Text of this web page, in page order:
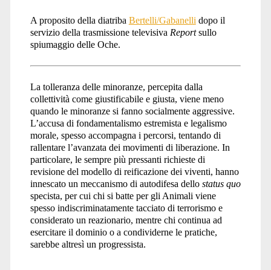
A proposito della diatriba Bertelli/Gabanelli dopo il
servizio della trasmissione televisiva Reportsullo
spiumaggio delle Oche.
La tolleranza delle minoranze, percepita dalla
collettività come giustificabile e giusta, viene meno
quando le minoranze si fanno socialmente aggressive.
L’accusa di fondamentalismo estremista e legalismo
morale, spesso accompagna i percorsi, tentando di
rallentare l’avanzata dei movimenti di liberazione. In
particolare, le sempre più pressanti richieste di
revisione del modello di reificazione dei viventi, hanno
innescato un meccanismo di autodifesa dello status quo
specista, per cui chi si batte per gli Animali viene
spesso indiscriminatamente tacciato di terrorismo e
considerato un reazionario, mentre chi continua ad
esercitare il dominio o a condividerne le pratiche,
sarebbe altresì un progressista.